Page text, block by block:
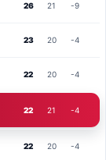
26 21 -9
23 20 -4
22 20 -4
22 21 -4
22 20 -4